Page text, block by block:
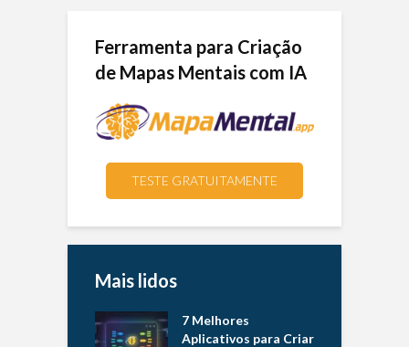
Ferramenta para Criação
de Mapas Mentais com IA
TESTE GRATUITAMENTE
Mais lidos
7 Melhores
Aplicativos para Criar